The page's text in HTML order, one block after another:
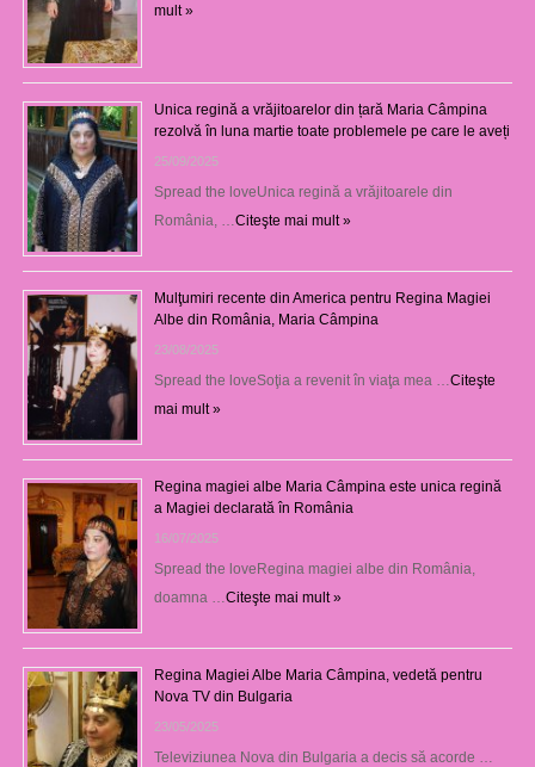
mult »
Unica regină a vrăjitoarelor din țară Maria Câmpina
rezolvă în luna martie toate problemele pe care le aveți
25/09/2025
Spread the loveUnica regină a vrăjitoarele din
România, …Citeşte mai mult »
Mulţumiri recente din America pentru Regina Magiei
Albe din România, Maria Câmpina
23/08/2025
Spread the loveSoţia a revenit în viaţa mea …Citeşte
mai mult »
Regina magiei albe Maria Câmpina este unica regină
a Magiei declarată în România
16/07/2025
Spread the loveRegina magiei albe din România,
doamna …Citeşte mai mult »
Regina Magiei Albe Maria Câmpina, vedetă pentru
Nova TV din Bulgaria
23/05/2025
Televiziunea Nova din Bulgaria a decis să acorde …